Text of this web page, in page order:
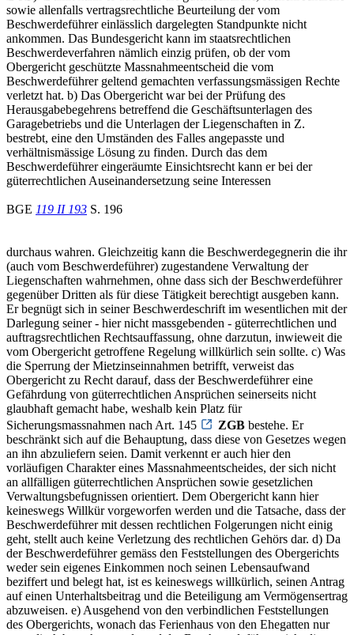
sowie allenfalls vertragsrechtliche Beurteilung der vom
Beschwerdeführer einlässlich dargelegten Standpunkte nicht
ankommen. Das Bundesgericht kann im staatsrechtlichen
Beschwerdeverfahren nämlich einzig prüfen, ob der vom
Obergericht geschützte Massnahmeentscheid die vom
Beschwerdeführer geltend gemachten verfassungsmässigen Rechte
verletzt hat. b) Das Obergericht war bei der Prüfung des
Herausgabebegehrens betreffend die Geschäftsunterlagen des
Garagebetriebs und die Unterlagen der Liegenschaften in Z.
bestrebt, eine den Umständen des Falles angepasste und
verhältnismässige Lösung zu finden. Durch das dem
Beschwerdeführer eingeräumte Einsichtsrecht kann er bei der
güterrechtlichen Auseinandersetzung seine Interessen
BGE 119 II 193 S. 196
durchaus wahren. Gleichzeitig kann die Beschwerdegegnerin die ihr
(auch vom Beschwerdeführer) zugestandene Verwaltung der
Liegenschaften wahrnehmen, ohne dass sich der Beschwerdeführer
gegenüber Dritten als für diese Tätigkeit berechtigt ausgeben kann.
Er begnügt sich in seiner Beschwerdeschrift im wesentlichen mit der
Darlegung seiner - hier nicht massgebenden - güterrechtlichen und
auftragsrechtlichen Rechtsauffassung, ohne darzutun, inwieweit die
vom Obergericht getroffene Regelung willkürlich sein sollte. c) Was
die Sperrung der Mietzinseinnahmen betrifft, verweist das
Obergericht zu Recht darauf, dass der Beschwerdeführer eine
Gefährdung von güterrechtlichen Ansprüchen seinerseits nicht
glaubhaft gemacht habe, weshalb kein Platz für
Sicherungsmassnahmen nach Art. 145
ZGB bestehe. Er
beschränkt sich auf die Behauptung, dass diese von Gesetzes wegen
an ihn abzuliefern seien. Damit verkennt er auch hier den
vorläufigen Charakter eines Massnahmeentscheides, der sich nicht
an allfälligen güterrechtlichen Ansprüchen sowie gesetzlichen
Verwaltungsbefugnissen orientiert. Dem Obergericht kann hier
keineswegs Willkür vorgeworfen werden und die Tatsache, dass der
Beschwerdeführer mit dessen rechtlichen Folgerungen nicht einig
geht, stellt auch keine Verletzung des rechtlichen Gehörs dar. d) Da
der Beschwerdeführer gemäss den Feststellungen des Obergerichts
weder sein eigenes Einkommen noch seinen Lebensaufwand
beziffert und belegt hat, ist es keineswegs willkürlich, seinen Antrag
auf einen Unterhaltsbeitrag und die Beteiligung am Vermögensertrag
abzuweisen. e) Ausgehend von den verbindlichen Feststellungen
des Obergerichts, wonach das Ferienhaus von den Ehegatten nur